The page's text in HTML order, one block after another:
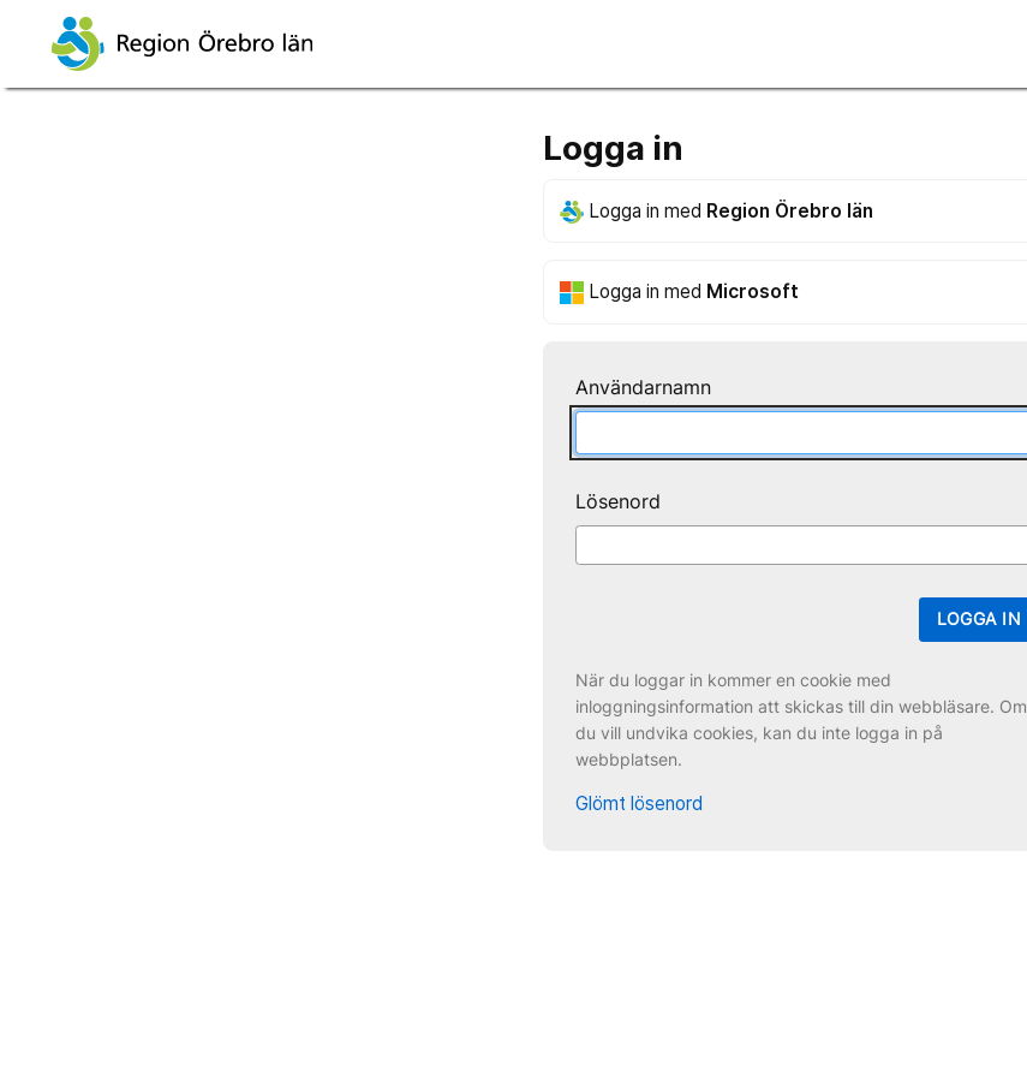
Logga in
Logga in med Region Örebro län
Logga in med Microsoft
Användarnamn
Lösenord
LOGGA IN
När du loggar in kommer en cookie med
inloggningsinformation att skickas till din webbläsare. Om
du vill undvika cookies, kan du inte logga in på
webbplatsen.
Glömt lösenord